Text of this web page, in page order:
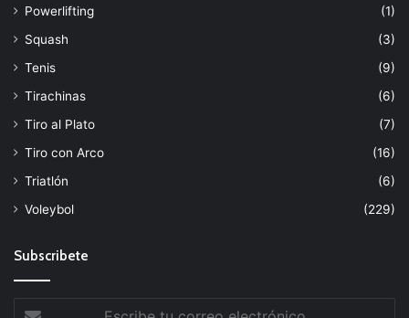
Powerlifting
(1)
Squash
(3)
Tenis
(9)
Tirachinas
(6)
Tiro al Plato
(7)
Tiro con Arco
(16)
Triatlón
(6)
Voleybol
(229)
Subscribete